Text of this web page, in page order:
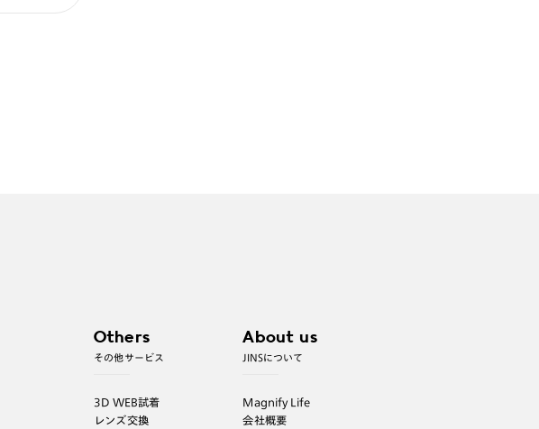
Others
その他サービス
3D WEB試着
レンズ交換
About us
JINSについて
Magnify Life
会社概要